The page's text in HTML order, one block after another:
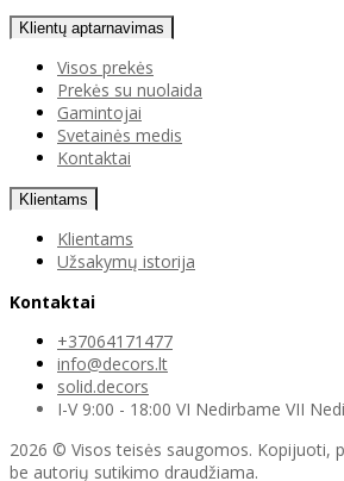
Klientų aptarnavimas
Visos prekės
Prekės su nuolaida
Gamintojai
Svetainės medis
Kontaktai
Klientams
Klientams
Užsakymų istorija
Kontaktai
+37064171477
info@decors.lt
solid.decors
I-V 9:00 - 18:00 VI Nedirbame VII
2026 © Visos teisės saugomos. Kopijuoti,
be autorių sutikimo draudžiama.